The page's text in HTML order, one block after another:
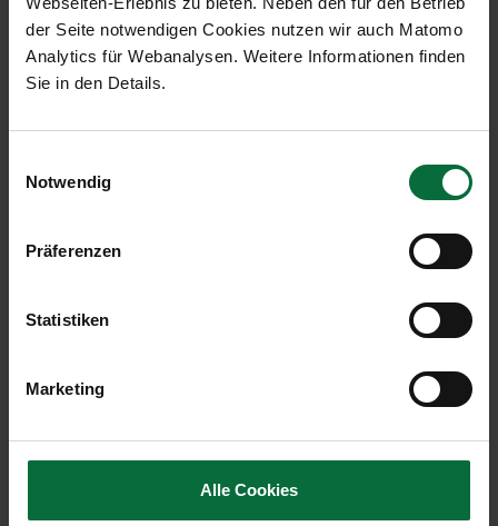
der Seite notwendigen Cookies nutzen wir auch Matomo
Analytics für Webanalysen. Weitere Informationen finden
Sie in den Details.
Notwendig
Präferenzen
Statistiken
Marketing
Alle Cookies
Schnell und bequem zur
Parkplatzbuchung
Geben Sie Ihr gewünschtes Parkdatum in der
Onlinekonditionen. Achtung: Eine Online-Buchung
Aktuelle Online Angebote